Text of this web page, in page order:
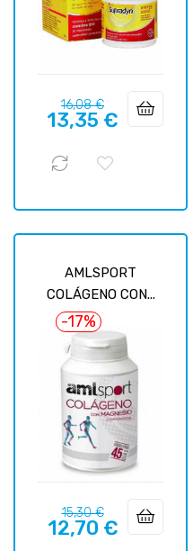
Precio
regular
16,08 €Precio
13,35 €
AMLSPORT
COLÁGENO CON...
-17%
Precio
regular
15,30 €Precio
12,70 €